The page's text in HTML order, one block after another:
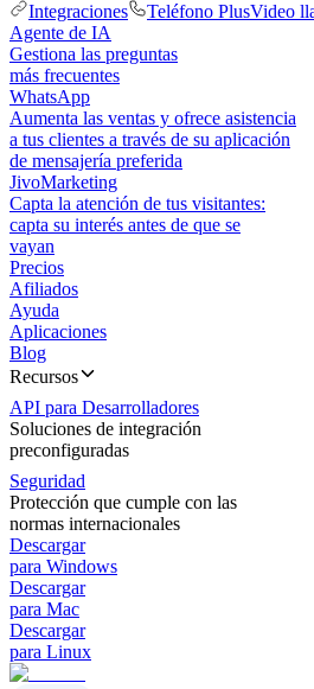
Integraciones
Teléfono PlusVideo
Agente de IA
Gestiona las preguntas
más frecuentes
WhatsApp
Aumenta las ventas y ofrece asistencia
a tus clientes a través de su aplicación
de mensajería preferida
JivoMarketing
Capta la atención de tus visitantes:
capta su interés antes de que se
vayan
Precios
Afiliados
Ayuda
Aplicaciones
Blog
Recursos
API para Desarrolladores
Soluciones de integración
preconfiguradas
Seguridad
Protección que cumple con las
normas internacionales
Descargar
para Windows
Descargar
para Mac
Descargar
para Linux